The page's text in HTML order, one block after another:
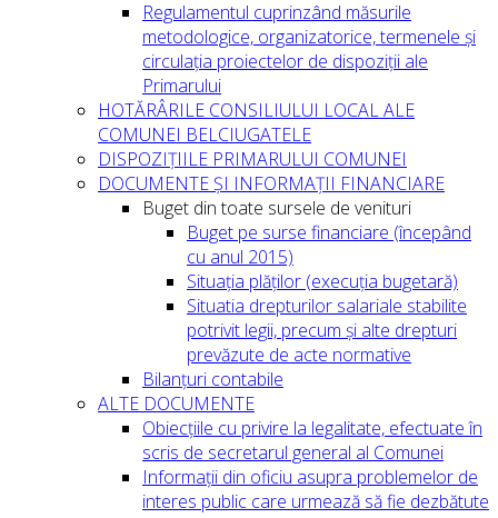
Regulamentul cuprinzând măsurile
metodologice, organizatorice, termenele și
circulația proiectelor de dispoziții ale
Primarului
HOTĂRÂRILE CONSILIULUI LOCAL ALE
COMUNEI BELCIUGATELE
DISPOZIȚIILE PRIMARULUI COMUNEI
DOCUMENTE ȘI INFORMAȚII FINANCIARE
Buget din toate sursele de venituri
Buget pe surse financiare (începând
cu anul 2015)
Situația plăților (execuția bugetară)
Situatia drepturilor salariale stabilite
potrivit legii, precum și alte drepturi
prevăzute de acte normative
Bilanțuri contabile
ALTE DOCUMENTE
Obiecțiile cu privire la legalitate, efectuate în
scris de secretarul general al Comunei
Informații din oficiu asupra problemelor de
interes public care urmează să fie dezbătute